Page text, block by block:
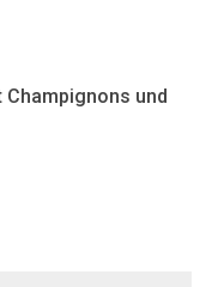
und